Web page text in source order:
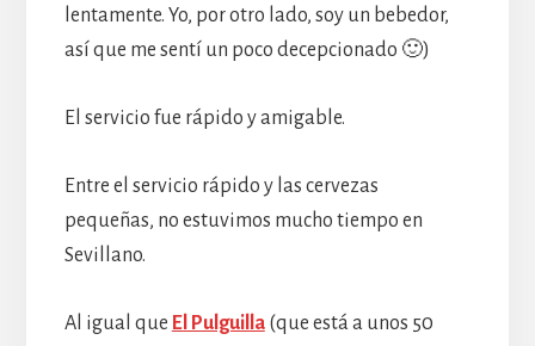
lentamente. Yo, por otro lado, soy un bebedor,
así que me sentí un poco decepcionado 🙂)
El servicio fue rápido y amigable.
Entre el servicio rápido y las cervezas
pequeñas, no estuvimos mucho tiempo en
Sevillano.
Al igual que El Pulguilla(que está a unos 50